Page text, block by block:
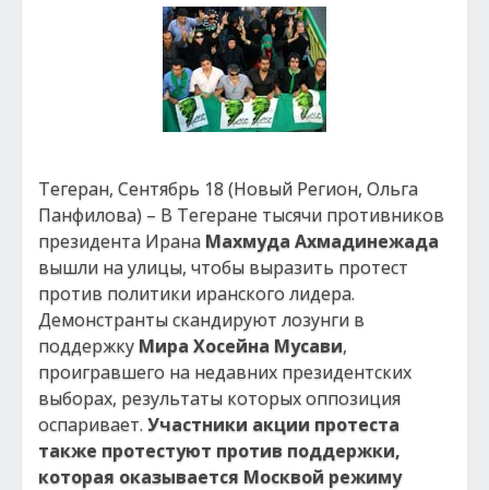
Тегеран, Сентябрь 18 (Новый Регион, Ольга
Панфилова) – В Тегеране тысячи противников
президента Ирана Махмуда Ахмадинежада
вышли на улицы, чтобы выразить протест
против политики иранского лидера.
Демонстранты скандируют лозунги в
поддержку Мира Хосейна Мусави,
проигравшего на недавних президентских
выборах, результаты которых оппозиция
оспаривает. Участники акции протеста
также протестуют против поддержки,
которая оказывается Москвой режиму